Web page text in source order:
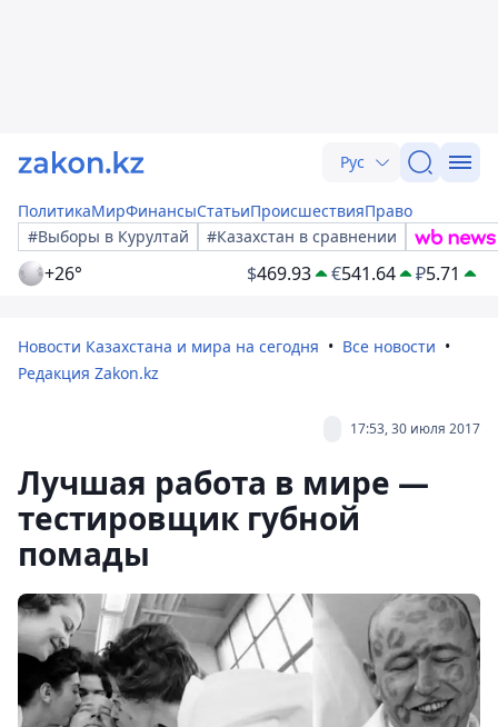
Рус
ПолитикаМирФинансыСтатьиПроисшествияПраво
#Выборы в Курултай
#Казахстан в сравнении
+26° $469.93 €541.64 ₽5.71
Новости Казахстана и мира на сегодня
Все новости
Редакция Zakon.kz
17:53, 30 июля 2017
Лучшая работа в мире —
тестировщик губной
помады